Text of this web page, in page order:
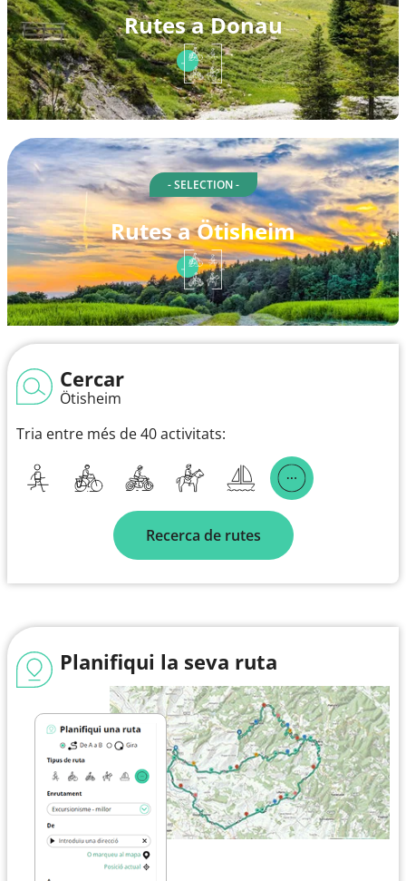
Rutes a Donau
- SELECTION -
Rutes a Ötisheim
Cercar
Ötisheim
Tria entre més de 40 activitats:
Recerca de rutes
Planifiqui la seva ruta